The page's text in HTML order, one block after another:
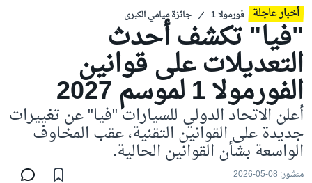
أخبار عاجلة فورمولا 1 جائزة ميامي الكبرى
"فيا" تكشف أحدث
التعديلات على قوانين
الفورمولا 1 لموسم 2027
أعلن الاتحاد الدولي للسيارات "فيا" عن تغييرات
جديدة على القوانين التقنية، عقب المخاوف
الواسعة بشأن القوانين الحالية.
منشور: 08-05-2026